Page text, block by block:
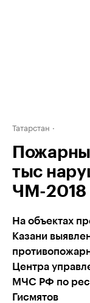
Татарстан
тыс
ЧМ-2018
На объектах
Казани
Центра
МЧС РФ по
Гисмятов